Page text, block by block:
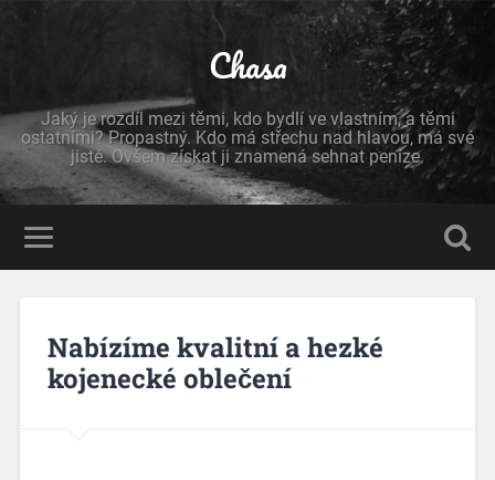
Chasa
Jaký je rozdíl mezi těmi, kdo bydlí ve vlastním, a těmi
ostatními? Propastný. Kdo má střechu nad hlavou, má své
jisté. Ovšem získat ji znamená sehnat peníze.
Nabízíme kvalitní a hezké
kojenecké oblečení